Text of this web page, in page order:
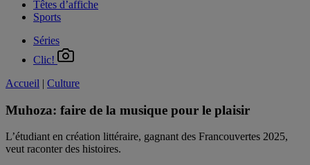
Têtes d’affiche
Sports
Séries
Clic!
Accueil | Culture
Muhoza: faire de la musique pour le plaisir
L’étudiant en création littéraire, gagnant des Francouvertes 2025,
veut raconter des histoires.